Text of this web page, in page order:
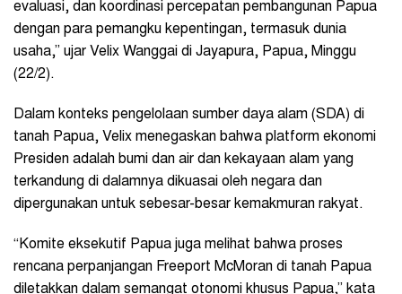
evaluasi, dan koordinasi percepatan pembangunan Papua
dengan para pemangku kepentingan, termasuk dunia
usaha,” ujar Velix Wanggai di Jayapura, Papua, Minggu
(22/2).
Dalam konteks pengelolaan sumber daya alam (SDA) di
tanah Papua, Velix menegaskan bahwa platform ekonomi
Presiden adalah bumi dan air dan kekayaan alam yang
terkandung di dalamnya dikuasai oleh negara dan
dipergunakan untuk sebesar-besar kemakmuran rakyat.
“Komite eksekutif Papua juga melihat bahwa proses
rencana perpanjangan Freeport McMoran di tanah Papua
diletakkan dalam semangat otonomi khusus Papua,” kata